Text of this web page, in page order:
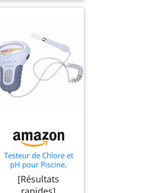
l’année
Testeur de Chlore et
pH pour Piscine,
Analyseur
Électronique avec
[Résultats